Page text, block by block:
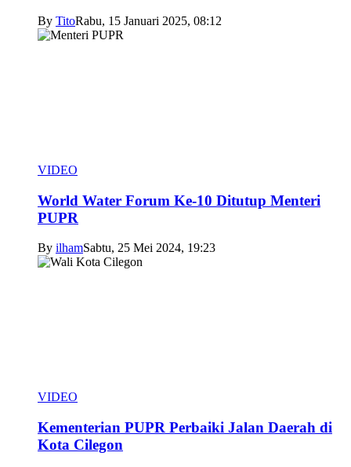
By TitoRabu, 15 Januari 2025, 08:12
VIDEO
World Water Forum Ke-10 Ditutup Menteri
PUPR
By ilhamSabtu, 25 Mei 2024, 19:23
VIDEO
Kementerian PUPR Perbaiki Jalan Daerah di
Kota Cilegon